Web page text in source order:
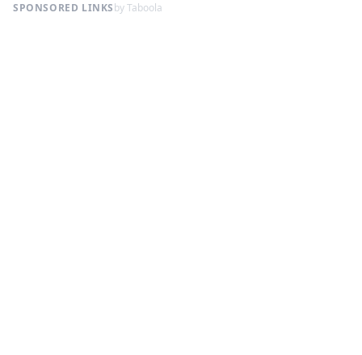
SPONSORED LINKSby Taboola